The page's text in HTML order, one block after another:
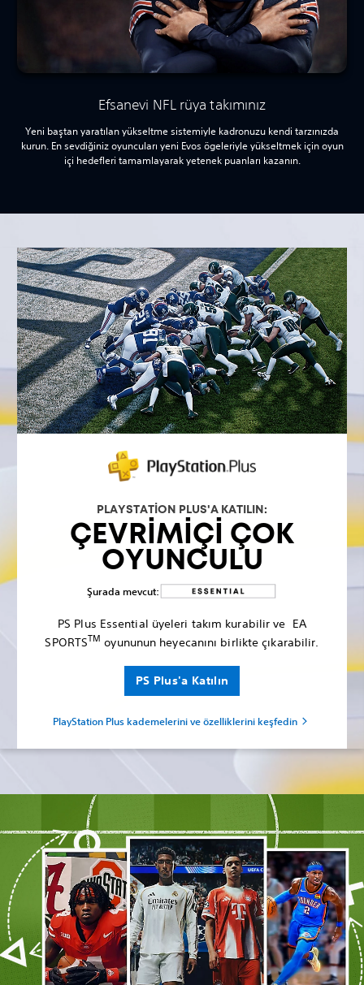
Efsanevi NFL rüya takımınız
Yeni baştan yaratılan yükseltme sistemiyle kadronuzu kendi tarzınızda
kurun. En sevdiğiniz oyuncuları yeni Evos ögeleriyle yükseltmek için oyun
içi hedefleri tamamlayarak yetenek puanları kazanın.
PLAYSTATION PLUS'A KATILIN:
ÇEVRIMIÇI ÇOK
OYUNCULU
Şurada mevcut:
PS Plus Essential üyeleri takım kurabilir ve EA
SPORTSTM oyununun heyecanını birlikte çıkarabilir.
PS Plus'a Katılın
PlayStation Plus kademelerini ve özelliklerini keşfedin